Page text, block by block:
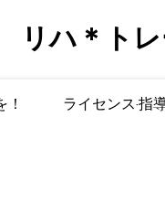
リハ＊ト
ライセンス·指